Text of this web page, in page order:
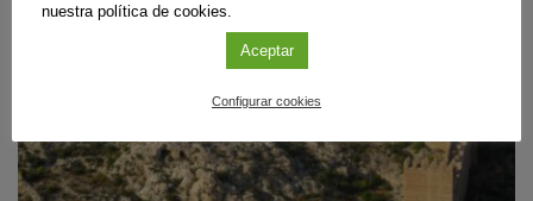
nuestra política de cookies.
Aceptar
Configurar cookies